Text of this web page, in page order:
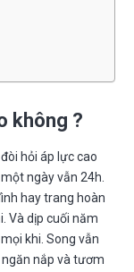
không ?
hỏi áp lực cao
ngày vẫn 24h.
hay trang hoàn
Và dịp cuối năm
khi. Song vẫn
nắp và tươm